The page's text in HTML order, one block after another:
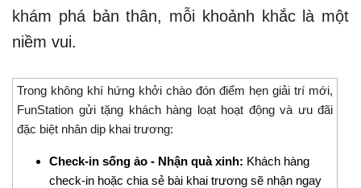
khám phá bản thân, mỗi khoảnh khắc là một
niềm vui.
Trong không khí hứng khởi chào đón điểm hẹn giải trí mới,
FunStation gửi tặng khách hàng loạt hoạt động và ưu đãi
đặc biệt nhân dịp khai trương:
Check-in sống ảo - Nhận quà xinh: Khách hàng
check-in hoặc chia sẻ bài khai trương sẽ nhận ngay